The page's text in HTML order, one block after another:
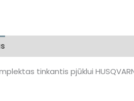
tinkantis pjūklui